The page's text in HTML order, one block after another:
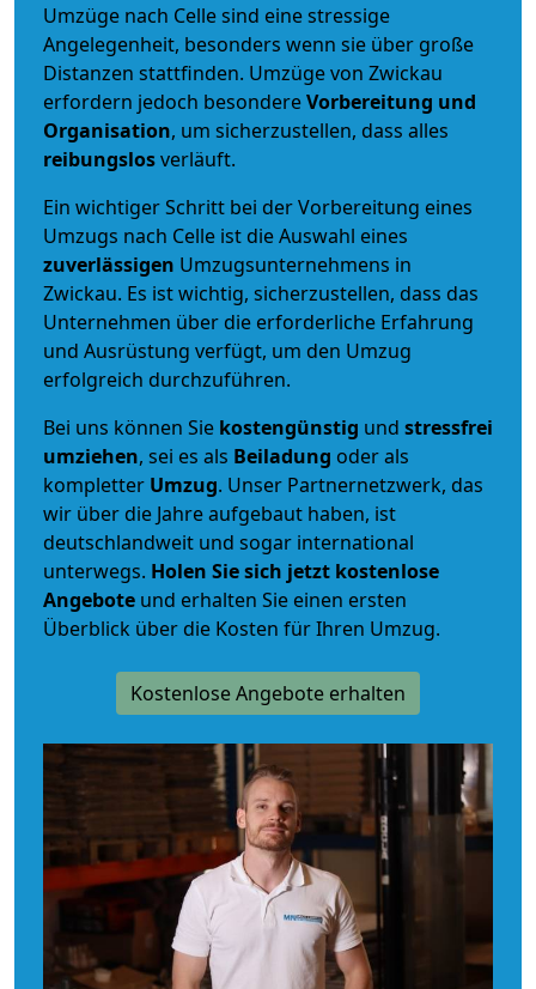
Umzüge nach Celle sind eine stressige
Angelegenheit, besonders wenn sie über große
Distanzen stattfinden. Umzüge von Zwickau
erfordern jedoch besondereVorbereitung und
Organisation, um sicherzustellen, dass alles
reibungslosverläuft.
Ein wichtiger Schritt bei der Vorbereitung eines
Umzugs nach Celle ist die Auswahl eines
zuverlässigen Umzugsunternehmens in
Zwickau. Es ist wichtig, sicherzustellen, dass das
Unternehmen über die erforderliche Erfahrung
und Ausrüstung verfügt, um den Umzug
erfolgreich durchzuführen.
Bei uns können Sie kostengünstig und stressfrei
umziehen, sei es als Beiladung oder als
kompletter Umzug. Unser Partnernetzwerk, das
wir über die Jahre aufgebaut haben, ist
deutschlandweit und sogar international
unterwegs. Holen Sie sich jetzt kostenlose
Angebote und erhalten Sie einen ersten
Überblick über die Kosten für Ihren Umzug.
Kostenlose Angebote erhalten